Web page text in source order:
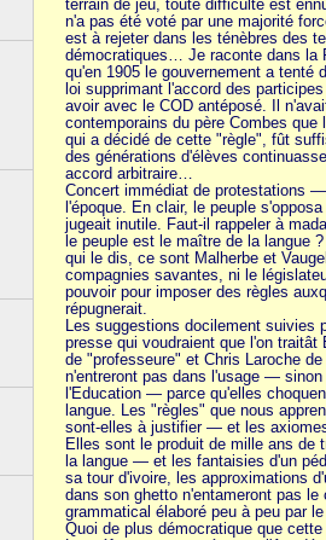
terrain de jeu, toute difficulté est
n'a pas été voté par une majorité
est à rejeter dans les ténèbres des
démocratiques… Je raconte dans la
qu'en 1905 le gouvernement a tenté
loi supprimant l'accord des
avoir avec le COD antéposé. Il
contemporains du père Combes que
qui a décidé de cette "règle", fût
des générations d'élèves
accord arbitraire…
Concert immédiat de protestations
l'époque. En clair, le peuple
jugeait inutile. Faut-il rappeler à
le peuple est le maître de la langue
qui le dis, ce sont Malherbe et
compagnies savantes, ni le
pouvoir pour imposer des règles
répugnerait.
Les suggestions docilement suivies
presse qui voudraient que l'on traitât
de "professeure" et Chris Laroche
n'entreront pas dans l'usage — sinon
l'Education — parce qu'elles
langue. Les "règles" que nous
sont-elles à justifier — et les
Elles sont le produit de mille ans de
la langue — et les fantaisies d'un
sa tour d'ivoire, les approximations
dans son ghetto n'entameront pas le
grammatical élaboré peu à peu par
Quoi de plus démocratique que